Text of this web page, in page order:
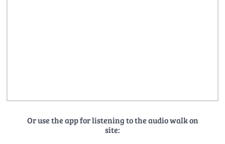
Or use the app for listening to the audio walk on
site: